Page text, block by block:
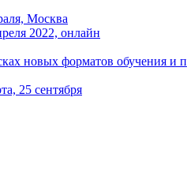
Москва
2022, онлайн
новых форматов обучения и
25 сентября